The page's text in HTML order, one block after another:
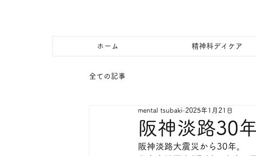
ホーム 精神科デイケア
全ての記事
阪神淡路30
mental tsubaki 2025年1月21日
阪神淡路大震災から30年。